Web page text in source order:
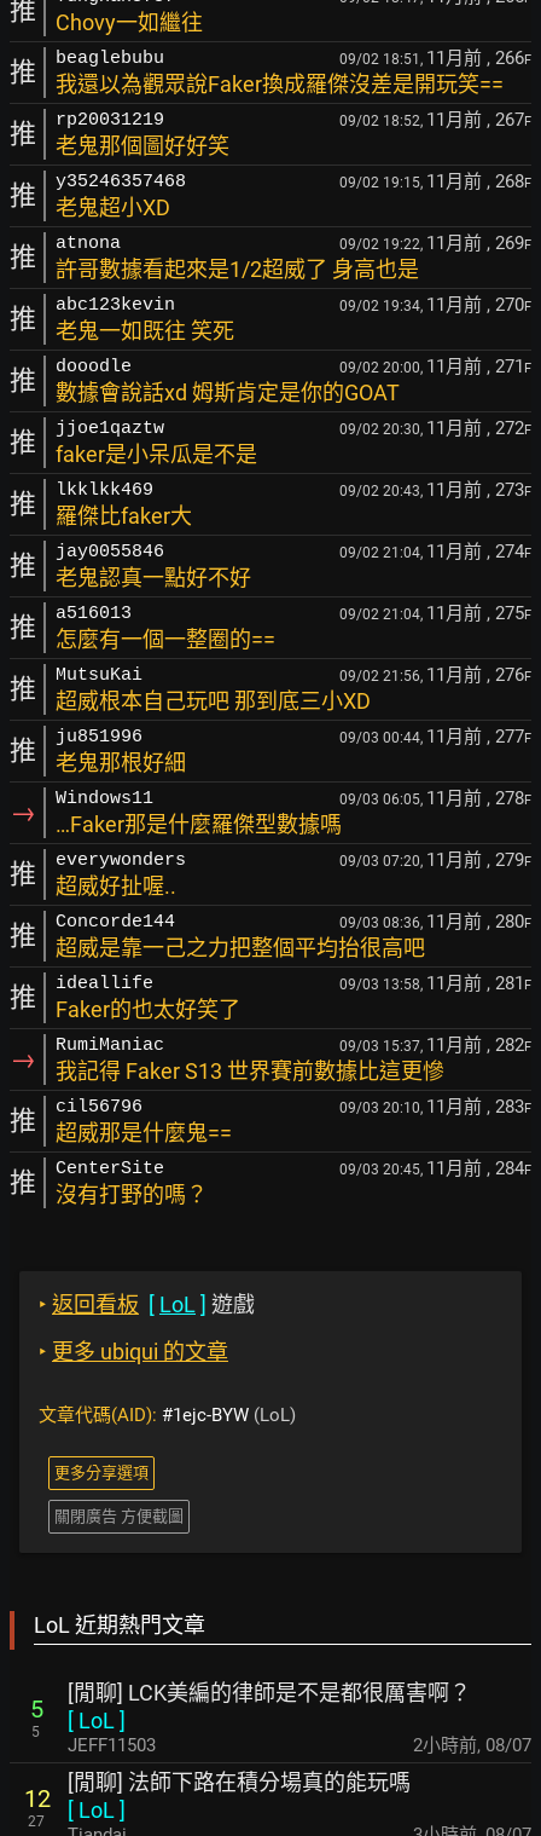
推 Chovy一如繼往
推 beaglebubu 09/02 18:51, 11月前 , 266F
我還以為觀眾說Faker換成羅傑沒差是開玩笑==
推 rp20031219 09/02 18:52, 11月前 , 267F
老鬼那個圖好好笑
推 y35246357468 09/02 19:15, 11月前 , 268F
老鬼超小XD
推 atnona 09/02 19:22, 11月前 , 269F
許哥數據看起來是1/2超威了 身高也是
推 abc123kevin 09/02 19:34, 11月前 , 270F
老鬼一如既往 笑死
推 dooodle 09/02 20:00, 11月前 , 271 F
數據會說話xd 姆斯肯定是你的GOAT
推 jjoe1qaztw 09/02 20:30, 11月前 , 272F
faker是小呆瓜是不是
推 lkklkk469 09/02 20:43, 11月前 , 273F
羅傑比faker大
推 jay0055846 09/02 21:04, 11月前 , 274F
老鬼認真一點好不好
推 a516013 09/02 21:04, 11月前 , 275F
怎麼有一個一整圈的==
推 MutsuKai 09/02 21:56, 11月前 , 276F
超威根本自己玩吧 那到底三小XD
推 ju851996 09/03 00:44, 11月前 , 277F
老鬼那根好細
→ Windows11 09/03 06:05, 11月前 , 278F
…Faker那是什麼羅傑型數據嗎
推 everywonders 09/03 07:20, 11月前 , 279F
超威好扯喔..
推 Concorde144 09/03 08:36, 11月前 , 280F
超威是靠一己之力把整個平均抬很高吧
推 ideallife 09/03 13:58, 11月前 , 281 F
Faker的也太好笑了
→ RumiManiac 09/03 15:37, 11月前 , 282F
我記得 Faker S13 世界賽前數據比這更慘
推 cil56796 09/03 20:10, 11月前 , 283F
超威那是什麼鬼==
推 CenterSite 09/03 20:45, 11月前 , 284F
沒有打野的嗎？
‣ 返回看板 [ LoL ] 遊戲
‣ 更多 ubiqui 的文章
文章代碼(AID): #1ejc-BYW (LoL)
更多分享選項
關閉廣告 方便截圖
LoL 近期熱門文章
5
5
[閒聊] LCK美編的律師是不是都很厲害啊？
[ LoL ]
JEFF11503 2小時前, 08/07
12
27
[閒聊] 法師下路在積分場真的能玩嗎
[ LoL ]